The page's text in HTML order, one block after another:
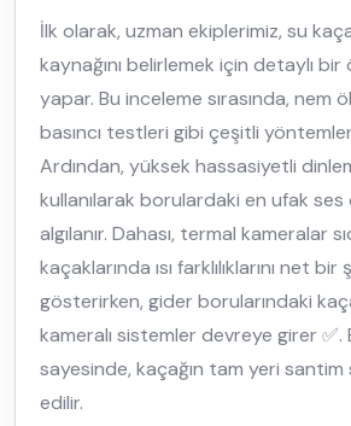
İlk olarak, uzman ekiplerimiz, su
kaynağını belirlemek için detaylı
yapar. Bu inceleme sırasında, nem
basıncı testleri gibi çeşitli
Ardından, yüksek hassasiyetli
kullanılarak borulardaki en ufak ses
algılanır. Dahası, termal kameralar
kaçaklarında ısı farklılıklarını net bir
gösterirken, gider borularındaki
kameralı sistemler devreye girer ✅.
sayesinde, kaçağın tam yeri
edilir.